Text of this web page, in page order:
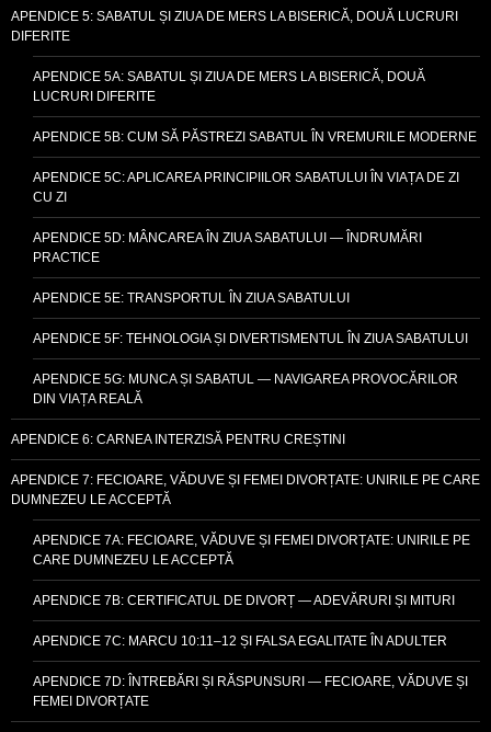
APENDICE 5: SABATUL ȘI ZIUA DE MERS LA BISERICĂ, DOUĂ LUCRURI
DIFERITE
APENDICE 5A: SABATUL ȘI ZIUA DE MERS LA BISERICĂ, DOUĂ
LUCRURI DIFERITE
APENDICE 5B: CUM SĂ PĂSTREZI SABATUL ÎN VREMURILE MODERNE
APENDICE 5C: APLICAREA PRINCIPIILOR SABATULUI ÎN VIAȚA DE ZI
CU ZI
APENDICE 5D: MÂNCAREA ÎN ZIUA SABATULUI — ÎNDRUMĂRI
PRACTICE
APENDICE 5E: TRANSPORTUL ÎN ZIUA SABATULUI
APENDICE 5F: TEHNOLOGIA ȘI DIVERTISMENTUL ÎN ZIUA SABATULUI
APENDICE 5G: MUNCA ȘI SABATUL — NAVIGAREA PROVOCĂRILOR
DIN VIAȚA REALĂ
APENDICE 6: CARNEA INTERZISĂ PENTRU CREȘTINI
APENDICE 7: FECIOARE, VĂDUVE ȘI FEMEI DIVORȚATE: UNIRILE PE CARE
DUMNEZEU LE ACCEPTĂ
APENDICE 7A: FECIOARE, VĂDUVE ȘI FEMEI DIVORȚATE: UNIRILE PE
CARE DUMNEZEU LE ACCEPTĂ
APENDICE 7B: CERTIFICATUL DE DIVORȚ — ADEVĂRURI ȘI MITURI
APENDICE 7C: MARCU 10:11–12 ȘI FALSA EGALITATE ÎN ADULTER
APENDICE 7D: ÎNTREBĂRI ȘI RĂSPUNSURI — FECIOARE, VĂDUVE ȘI
FEMEI DIVORȚATE